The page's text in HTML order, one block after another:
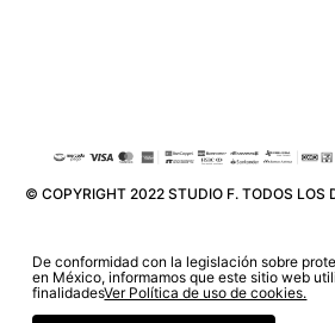
© COPYRIGHT 2022 STUDIO F. TODOS LOS
De conformidad con la legislación sobre
en México, informamos que este sitio web
finalidadesVer Política de uso de cookies.